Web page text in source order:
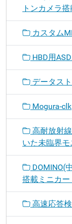
トンカメラ
カスタム
HBD用
データス
Mogura-clk
高耐放射
いた未臨界モ
DOMINO(
搭載ミニカー
高速応答